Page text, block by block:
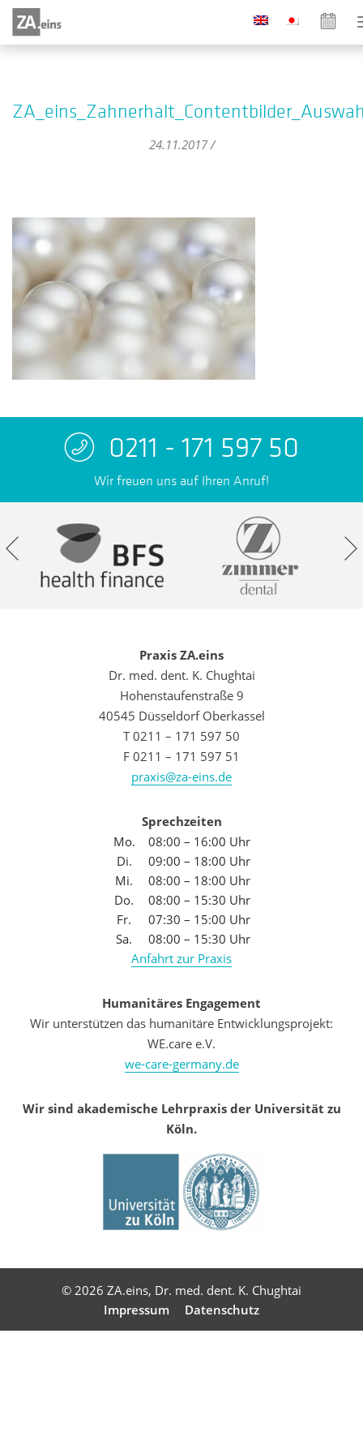
24.11.2017 /
0211 - 171 597 50
Wir freuen uns auf Ihren Anruf!
Praxis ZA.eins
Dr. med. dent. K. Chughtai
Hohenstaufenstraße 9
40545 Düsseldorf Oberkassel
T 0211 – 171 597 50
F 0211 – 171 597 51
praxis@za-eins.de
Sprechzeiten
Mo.
08:00 – 16:00 Uhr
Di.
09:00 – 18:00 Uhr
Mi.
08:00 – 18:00 Uhr
Do.
08:00 – 15:30 Uhr
Fr.
07:30 – 15:00 Uhr
Sa.
08:00 – 15:30 Uhr
Anfahrt zur Praxis
Humanitäres Engagement
Wir unterstützen das humanitäre Entwicklungsprojekt:
WE.care e.V.
we-care-germany.de
Wir sind akademische Lehrpraxis der Universität zu
Köln.
© 2026 ZA.eins, Dr. med. dent. K. Chughtai
Impressum
Datenschutz